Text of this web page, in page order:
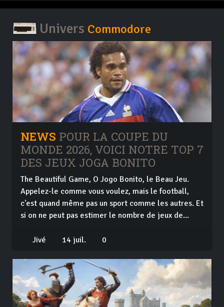
Univers Commodore
NEWS POUR LA COUPE DU
MONDE 2026, VOICI NOTRE TOP 7
DES JEUX JOGA BONITO
The Beautiful Game, O Jogo Bonito, le Beau Jeu.
Appelez-le comme vous voulez, mais le football,
c'est quand même pas un sport comme les autres. Et
si on ne peut pas estimer le nombre de jeux de...
Jivé 14 juil. 0